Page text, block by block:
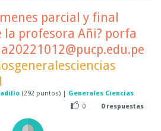
parcial y final
la profesora Añi? porfa
(292 puntos) | Generales Ciencias
0
0respuestas